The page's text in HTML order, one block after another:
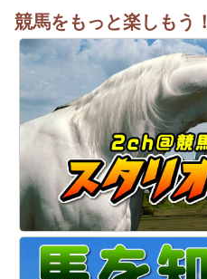
競馬をもっと楽しもう！